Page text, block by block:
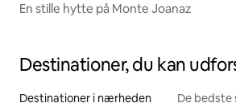
En stille hytte på Monte Joanaz
Destinationer, du kan
Destinationer i nærheden De